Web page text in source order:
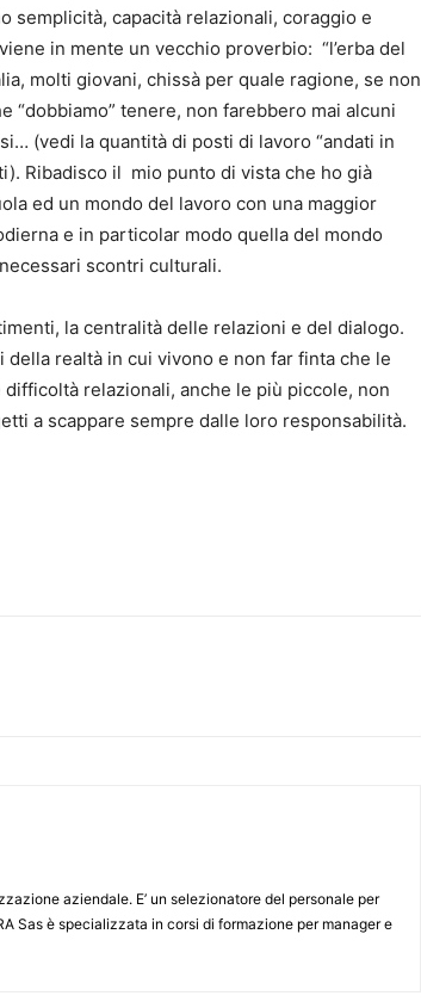
semplicità, capacità relazionali, coraggio e
in mente un vecchio proverbio: “l’erba del
molti giovani, chissà per quale ragione, se non
tenere, non farebbero mai alcuni
(vedi la quantità di posti di lavoro “andati in
Ribadisco il mio punto di vista che ho già
ed un mondo del lavoro con una maggior
e in particolar modo quella del mondo
scontri culturali.
la centralità delle relazioni e del dialogo.
realtà in cui vivono e non far finta che le
relazionali, anche le più piccole, non
a scappare sempre dalle loro responsabilità.
aziendale. E’ un selezionatore del personale per
Sas è specializzata in corsi di formazione per manager e